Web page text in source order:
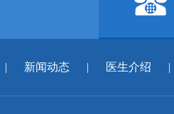
| 新闻动态 | 医生介绍 |